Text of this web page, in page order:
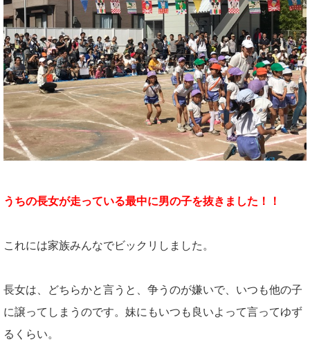
うちの長女が走っている最中に男の子を抜きました！！
これには家族みんなでビックリしました。
長女は、どちらかと言うと、争うのが嫌いで、いつも他の子
に譲ってしまうのです。妹にもいつも良いよって言ってゆず
るくらい。